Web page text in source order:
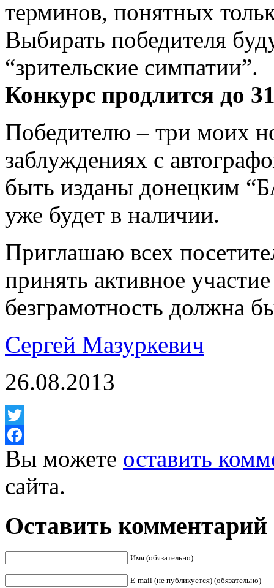
терминов, понятных
Выбирать победителя
“зрительские симпатии”.
Конкурс продлится до
Победителю – три моих
заблуждениях с
быть изданы донецким
уже будет в наличии.
Приглашаю всех
принять активное
безграмотность должна
Сергей Мазуркевич
26.08.2013
Twitter
Facebook
Вы можете оставить
сайта.
Оставить комментарий
Имя (обязательно)
E-mail (не публикуется) (обязательно)